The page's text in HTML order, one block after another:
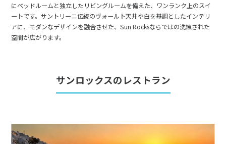
にベッドルームと独立したリビングルームを備えた、ワンランク上のスイ
ートです。サントリーニ伝統のヴォールト天井や白を基調としたインテリ
アに、モダンなデザインを融合させた、Sun Rocksならではの洗練された
空間が広がります。
サンロックスのレストラン